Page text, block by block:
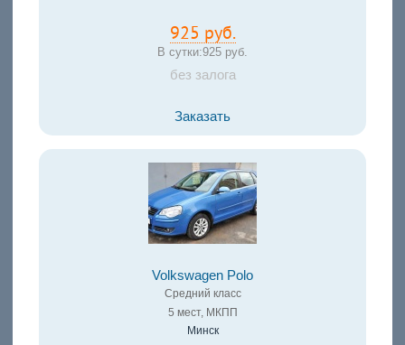
925 руб.
В сутки:925 руб.
без залога
Заказать
Volkswagen Polo
Средний класс
5 мест, МКПП
Минск